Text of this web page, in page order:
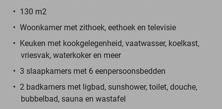
130 m2
Woonkamer met zithoek, eethoek en televisie
Keuken met kookgelegenheid, vaatwasser, koelkast,
vriesvak, waterkoker en meer
3 slaapkamers met 6 eenpersoonsbedden
2 badkamers met ligbad, sunshower, toilet, douche,
bubbelbad, sauna en wastafel